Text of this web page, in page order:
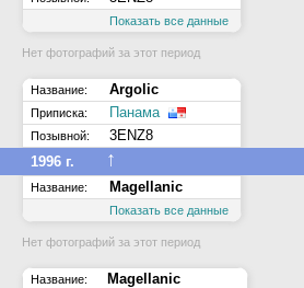
Показать все данные
Нет фотографий за этот период
Название: Argolic
Приписка: Панама
Позывной:
3ENZ8
1996 г.
↑
Название: Magellanic
Показать все данные
Нет фотографий за этот период
Название:
Magellanic